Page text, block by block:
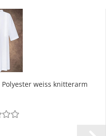
weiss knitterarm